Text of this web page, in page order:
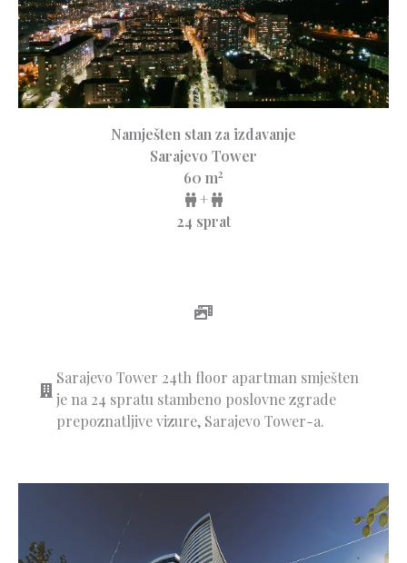
Namješten stan za izdavanje
Sarajevo Tower
60 m2
+
24 sprat
Sarajevo Tower 24th floor apartman smješten
je na 24 spratu stambeno poslovne zgrade
prepoznatljive vizure, Sarajevo Tower-a.